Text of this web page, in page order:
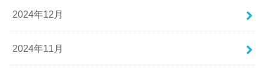
2024年12月
2024年11月